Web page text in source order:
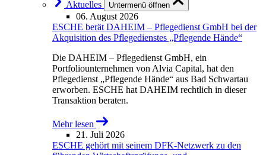
Aktuelles
Untermenü öffnen
06. August 2026
ESCHE berät DAHEIM – Pflegedienst GmbH bei der
Akquisition des Pflegedienstes „Pflegende Hände“
Die DAHEIM – Pflegedienst GmbH, ein
Portfoliounternehmen von Alvia Capital, hat den
Pflegedienst „Pflegende Hände“ aus Bad Schwartau
erworben. ESCHE hat DAHEIM rechtlich in dieser
Transaktion beraten.
Mehr lesen
21. Juli 2026
ESCHE gehört mit seinem DFK-Netzwerk zu den